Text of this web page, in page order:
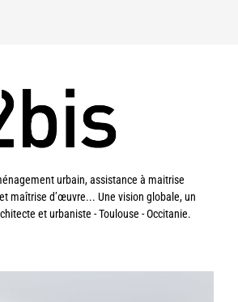
urbain, assistance à maitrise
maîtrise d’œuvre... Une vision globale, un
et urbaniste - Toulouse - Occitanie.